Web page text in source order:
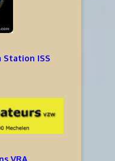
Station ISS